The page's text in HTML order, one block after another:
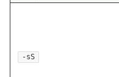
-sS